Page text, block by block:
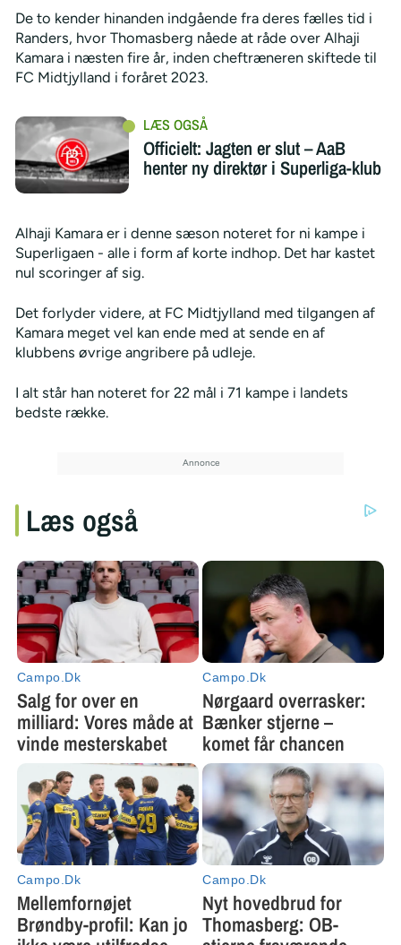
De to kender hinanden indgående fra deres fælles tid i
Randers, hvor Thomasberg nåede at råde over Alhaji
Kamara i næsten fire år, inden cheftræneren skiftede til
FC Midtjylland i foråret 2023.
Officielt: Jagten er slut – AaB
henter ny direktør i Superliga-klub
Alhaji Kamara er i denne sæson noteret for ni kampe i
Superligaen - alle i form af korte indhop. Det har kastet
nul scoringer af sig.
Det forlyder videre, at FC Midtjylland med tilgangen af
Kamara meget vel kan ende med at sende en af
klubbens øvrige angribere på udleje.
I alt står han noteret for 22 mål i 71 kampe i landets
bedste række.